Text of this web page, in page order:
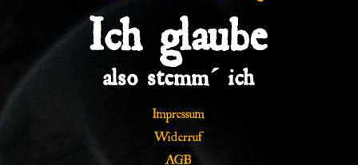
Ich glaube
also stemm´ ich
Impressum
Widerruf
AGB